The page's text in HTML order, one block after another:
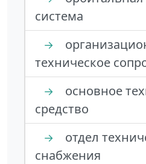
система
→
техническое
→
основное
средство
→
отдел
снабжения